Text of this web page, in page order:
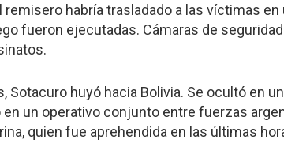
remisero habría trasladado a las víctimas
fueron ejecutadas. Cámaras de
Sotacuro huyó hacia Bolivia. Se ocultó en
un operativo conjunto entre fuerzas
quien fue aprehendida en las últimas